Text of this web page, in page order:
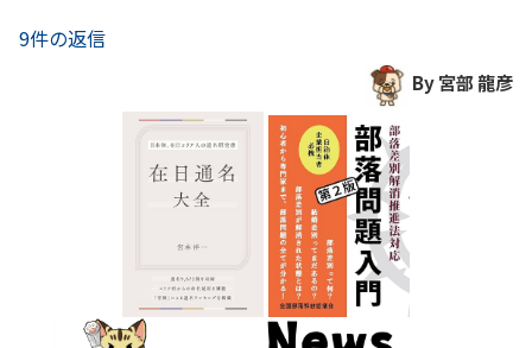
9件の返信
By 宮部 龍彦